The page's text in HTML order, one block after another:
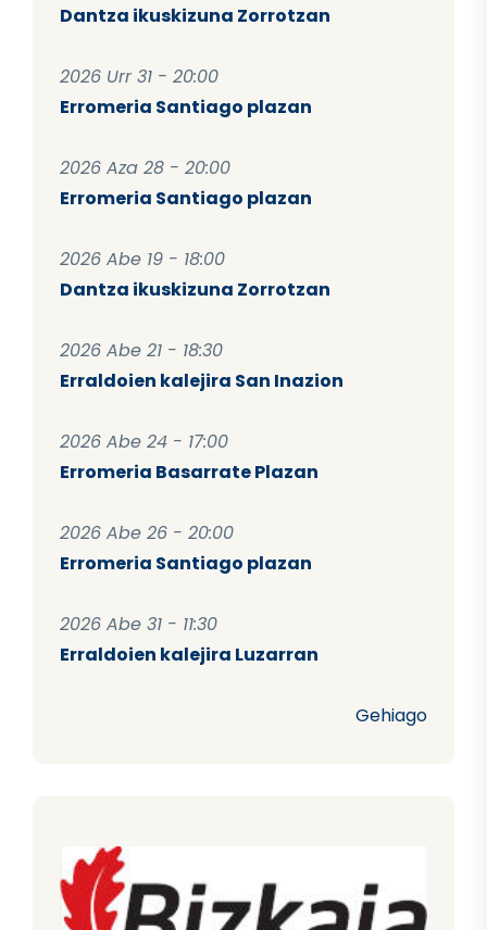
Dantza ikuskizuna Zorrotzan
2026 Urr 31 - 20:00
Erromeria Santiago plazan
2026 Aza 28 - 20:00
Erromeria Santiago plazan
2026 Abe 19 - 18:00
Dantza ikuskizuna Zorrotzan
2026 Abe 21 - 18:30
Erraldoien kalejira San Inazion
2026 Abe 24 - 17:00
Erromeria Basarrate Plazan
2026 Abe 26 - 20:00
Erromeria Santiago plazan
2026 Abe 31 - 11:30
Erraldoien kalejira Luzarran
Gehiago